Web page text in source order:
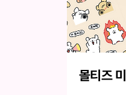
몰티즈